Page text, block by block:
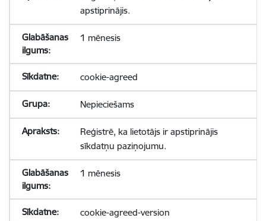
apstiprinājis.
1 mēnesis
cookie-agreed
Nepieciešams
Reģistrē, ka lietotājs ir apstiprinājis
sīkdatņu paziņojumu.
1 mēnesis
cookie-agreed-version